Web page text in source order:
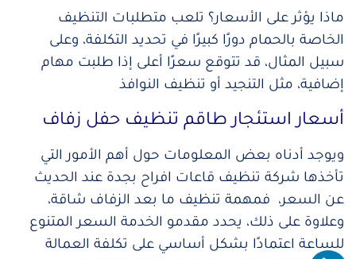
ماذا يؤثر على الأسعار؟ تلعب متطلبات التنظيف
الخاصة بالحمام دورًا كبيرًا في تحديد التكلفة، وعلى
سبيل المثال، قد تتوقع سعرًا أعلى إذا طلبت مهام
إضافية، مثل التنجيد أو تنظيف النوافذ
أسعار استئجار طاقم تنظيف حفل زفاف
ويوجد أدناه بعض المعلومات حول أهم الأمور التي
تأخذها شركة تنظيف قاعات افراح بجدة عند الحديث
عن السعر، فمهمة تنظيف ما بعد الزفاف شاقة،
وعلاوة على ذلك، يحدد مقدمو الخدمة السعر المتنوع
للساعة اعتمادًا بشكل أساسي على تكلفة العمالة